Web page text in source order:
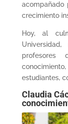
acompañado
crecimiento
Hoy, al
profesores
estudiantes,
Claudia